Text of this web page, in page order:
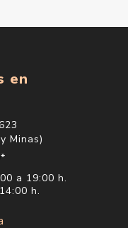
en
Minas)
a 19:00 h.
h.